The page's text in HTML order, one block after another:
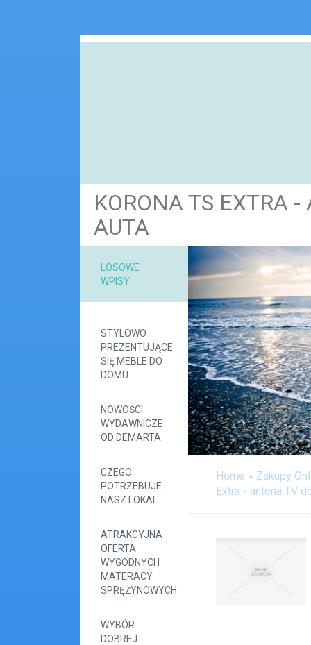
KORONA TS EXTRA
AUTA
LOSOWE
WPISY:
STYLOWO
PREZENTUJĄCE
SIĘ MEBLE DO
DOMU
NOWOŚCI
WYDAWNICZE
OD DEMARTA
CZEGO
POTRZEBUJE
NASZ LOKAL
ATRAKCYJNA
OFERTA
WYGODNYCH
MATERACY
SPRĘŻYNOWYCH
WYBÓR
DOBREJ
Home » Zakupy
Extra - antena TV